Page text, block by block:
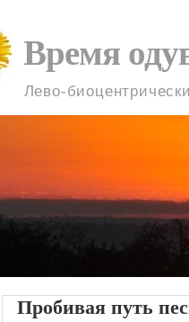
Время
Лево-
Пробивая путь